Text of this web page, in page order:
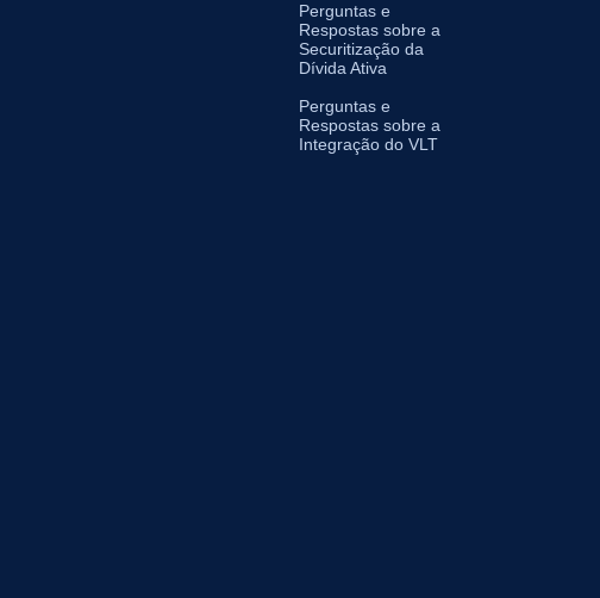
Perguntas e
Respostas sobre a
Securitização da
Dívida Ativa
Perguntas e
Respostas sobre a
Integração do VLT